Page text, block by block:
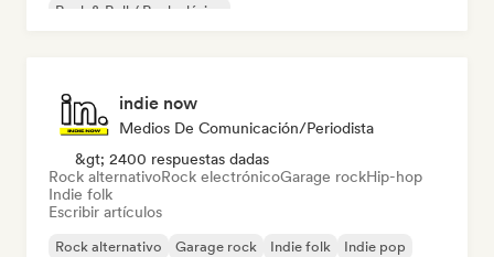
Rock & Roll / Rock clásico
indie now
Medios De Comunicación/Periodista
&gt; 2400 respuestas dadas
Rock alternativoRock electrónicoGarage rockHip-hop
Indie folk
Escribir artículos
Rock alternativo Garage rock Indie folk
Indie pop